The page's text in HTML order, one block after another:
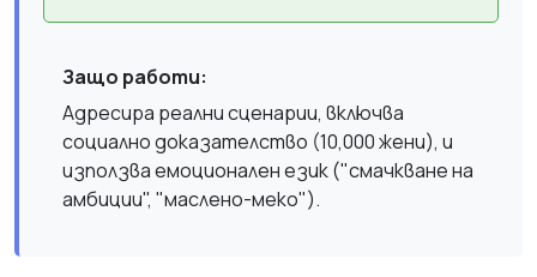
Защо работи:
Адресира реални сценарии, включва
социално доказателство (10,000 жени), и
използва емоционален език ("смачкване на
амбиции", "маслено-меко").